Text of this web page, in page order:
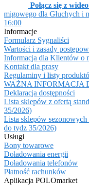
Połącz się z
migowego dla Głuchych i
16:00
Informacje
Formularz Sygnaliści
Wartości i zasady
Informacja dla Klientów o
Kontakt dla prasy
Regulaminy i listy
WAŻNA INFORMACJA
Deklaracja dostępności
Lista sklepów z ofertą
35/2026)
Lista sklepów
do tydz 35/2026)
Usługi
Bony towarowe
Doładowania energii
Doładowania telefonów
Płatność rachunków
Aplikacja POLOmarket